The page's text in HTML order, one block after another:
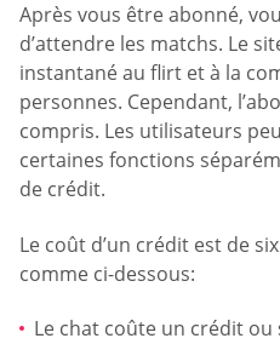
Après vous être abonné,
d’attendre les matchs. Le
instantané au flirt et à la
personnes. Cependant,
compris. Les utilisateurs
certaines fonctions
de crédit.
Le coût d’un crédit est de
comme ci-dessous:
Le chat coûte un crédit